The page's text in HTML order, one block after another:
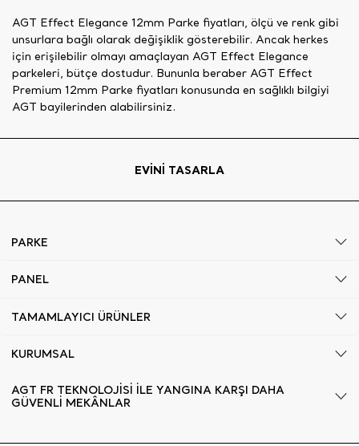
AGT Effect Elegance 12mm Parke fiyatları, ölçü ve renk gibi
unsurlara bağlı olarak değişiklik gösterebilir. Ancak herkes
için erişilebilir olmayı amaçlayan AGT Effect Elegance
parkeleri, bütçe dostudur. Bununla beraber AGT Effect
Premium 12mm Parke fiyatları konusunda en sağlıklı bilgiyi
AGT bayilerinden alabilirsiniz.
EVİNİ TASARLA
PARKE
PANEL
TAMAMLAYICI ÜRÜNLER
KURUMSAL
AGT FR TEKNOLOJİSİ İLE YANGINA KARŞI DAHA
GÜVENLİ MEKÂNLAR